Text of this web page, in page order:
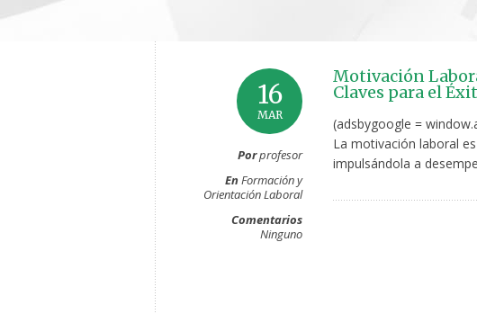
16
MAR
Porprofesor
EnFormación y
Orientación Laboral
Comentarios
Ninguno
Motivación
Claves para el
(adsbygoogle =
La motivación laboral
impulsándola a